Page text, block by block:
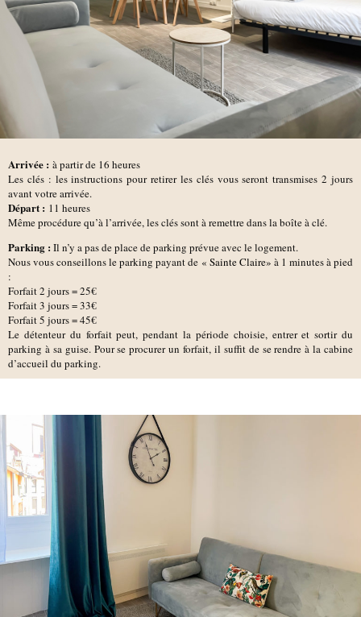
Arrivée : à partir de 16 heures
Les clés : les instructions pour retirer les clés vous seront transmises 2 jours
avant votre arrivée.
Départ : 11 heures
Même procédure qu’à l’arrivée, les clés sont à remettre dans la boîte à clé.
Parking : Il n’y a pas de place de parking prévue avec le logement.
Nous vous conseillons le parking payant de « Sainte Claire» à 1 minutes à pied
:
Forfait 2 jours = 25€
Forfait 3 jours = 33€
Forfait 5 jours = 45€
Le détenteur du forfait peut, pendant la période choisie, entrer et sortir du
parking à sa guise. Pour se procurer un forfait, il suffit de se rendre à la cabine
d’accueil du parking.